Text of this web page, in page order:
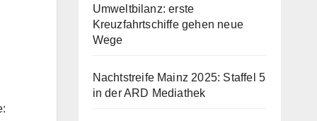
Umweltbilanz: erste
Kreuzfahrtschiffe gehen neue
Wege
Nachtstreife Mainz 2025: Staffel 5
in der ARD Mediathek